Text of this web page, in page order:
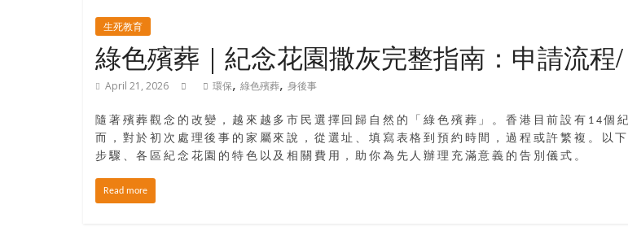
生
命
的
寶
藏
生死教育
綠色殯葬｜紀念花園撒灰完整指南：申請流
April 21, 2026 環保, 綠色殯葬, 身後事
隨著殯葬觀念的改變，越來越多市民選擇回歸自然的「綠色殯葬」。香港目前設有14個
而，對於初次處理後事的家屬來說，從選址、填寫表格到預約時間，過程或許繁複。以
步驟、各區紀念花園的特色以及相關費用，助你為先人辦理充滿意義的告別儀式。
Read more